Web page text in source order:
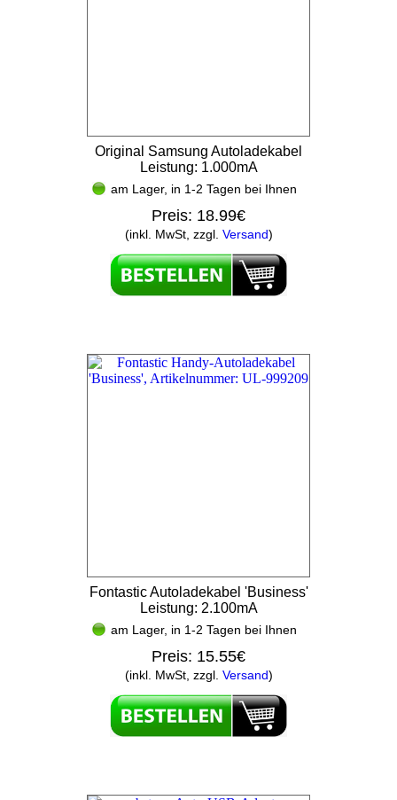
Original Samsung Autoladekabel
Leistung: 1.000mA
am Lager, in 1-2 Tagen bei Ihnen
Preis: 18.99€
(inkl. MwSt, zzgl. Versand)
Fontastic Autoladekabel 'Business'
Leistung: 2.100mA
am Lager, in 1-2 Tagen bei Ihnen
Preis: 15.55€
(inkl. MwSt, zzgl. Versand)